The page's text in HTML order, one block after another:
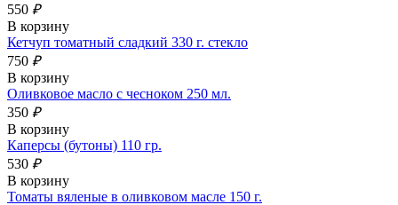
550 ₽
В корзину
Кетчуп томатный сладкий 330 г. стекло
750 ₽
В корзину
Оливковое масло с чесноком 250 мл.
350 ₽
В корзину
Каперсы (бутоны) 110 гр.
530 ₽
В корзину
Томаты вяленые в оливковом масле 150 г.